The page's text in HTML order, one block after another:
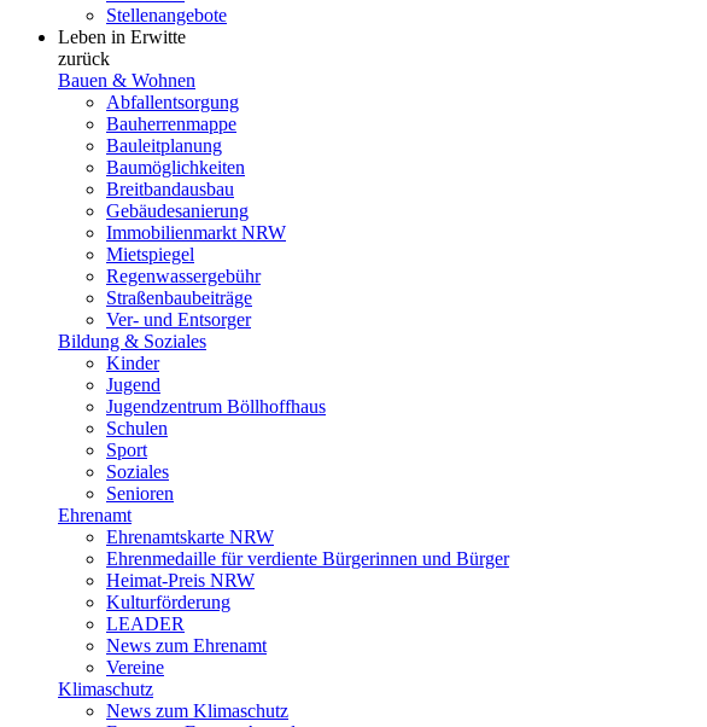
Stellenangebote
Leben in Erwitte
zurück
Bauen & Wohnen
Abfallentsorgung
Bauherrenmappe
Bauleitplanung
Baumöglichkeiten
Breitbandausbau
Gebäudesanierung
Immobilienmarkt NRW
Mietspiegel
Regenwassergebühr
Straßenbaubeiträge
Ver- und Entsorger
Bildung & Soziales
Kinder
Jugend
Jugendzentrum Böllhoffhaus
Schulen
Sport
Soziales
Senioren
Ehrenamt
Ehrenamtskarte NRW
Ehrenmedaille für verdiente Bürgerinnen und Bürger
Heimat-Preis NRW
Kulturförderung
LEADER
News zum Ehrenamt
Vereine
Klimaschutz
News zum Klimaschutz